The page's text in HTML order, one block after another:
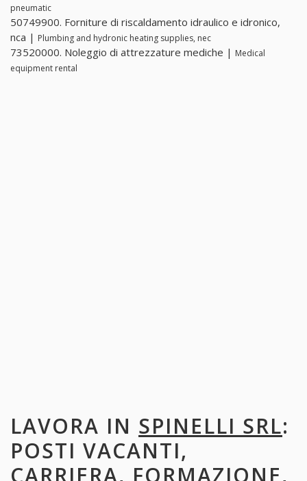
pneumatic
50749900. Forniture di riscaldamento idraulico e idronico,
nca | Plumbing and hydronic heating supplies, nec
73520000. Noleggio di attrezzature mediche | Medical
equipment rental
LAVORA IN SPINELLI SRL:
POSTI VACANTI,
CARRIERA, FORMAZIONE,